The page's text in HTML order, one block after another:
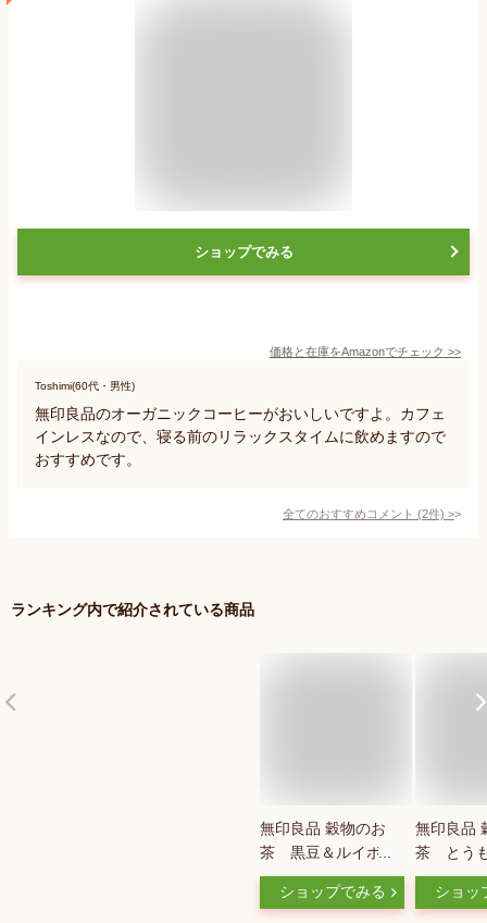
ショップでみる
価格と在庫をAmazonでチェック >>
Toshimi(60代・男性)
無印良品のオーガニックコーヒーがおいしいですよ。カフェ
インレスなので、寝る前のリラックスタイムに飲めますので
おすすめです。
全てのおすすめコメント (2件) >
ランキング内で紹介されている商品
無印良品 穀物のお
茶 黒豆＆ルイボス
×1
ショップでみる
無印良品
茶 とう
ショッ